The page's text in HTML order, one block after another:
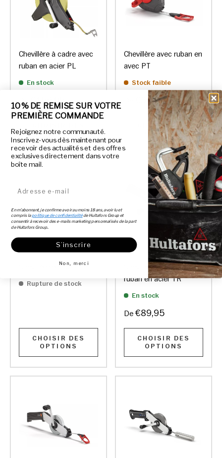
Chevillère à cadre avec
ruban en acier PL
En stock
De €156,95
OPTIONS
Chevillère avec ruban en
avec PT
Stock faible
€34,95
CHOISIR DES
OPTIONS
Chevillère en acier SY
Rupture de stock
CHOISIR DES
OPTIONS
Chevillère à cadre avec
ruban en acier TR
En stock
De €89,95
CHOISIR DES
OPTIONS
10 % DE REMISE SUR VOTRE
PREMIÈRE COMMANDE
Rejoignez notre communauté.
Inscrivez-vous dès maintenant pour
recevoir des actualités et des offres
exclusives directement dans votre
boîte mail.
Adresse e-mail
En m’abonnant, je confirme avoir au moins 18 ans, avoir lu et
compris lapolitique de confidentialitéde Hultafors Group et
consentir à recevoir des e-mails marketing personnalisés de la part
de Hultafors Group..
S’inscrire
Non, merci